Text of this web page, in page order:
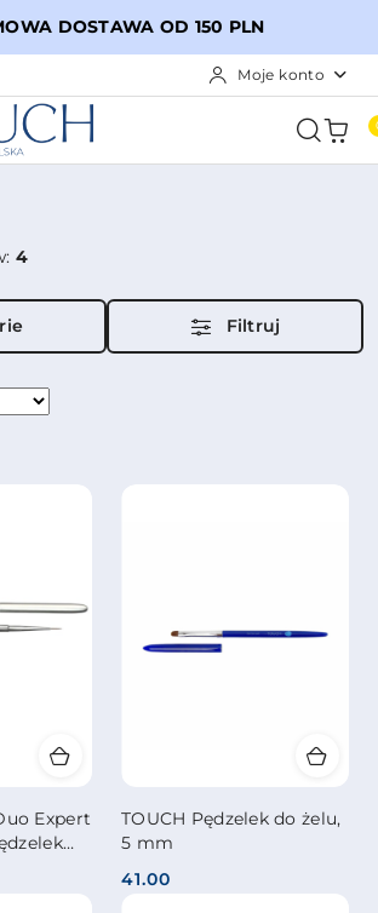
głównej
konto
głównego
DOSTAWA OD 150 PLN
Moje konto
4
Filtruj
Expert
TOUCH Pędzelek do żelu,
5 mm
Cena:
41.00